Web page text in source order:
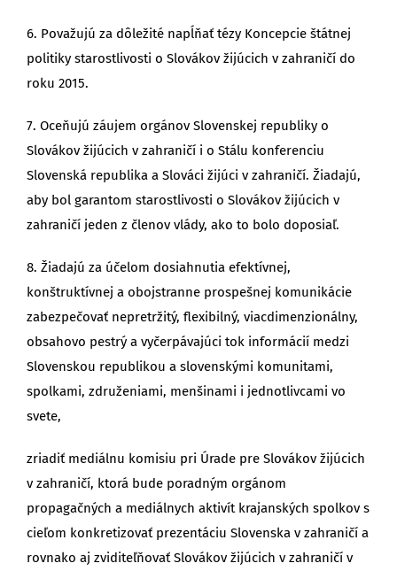
6. Považujú za dôležité napĺňať tézy Koncepcie štátnej
politiky starostlivosti o Slovákov žijúcich v zahraničí do
roku 2015.
7. Oceňujú záujem orgánov Slovenskej republiky o
Slovákov žijúcich v zahraničí i o Stálu konferenciu
Slovenská republika a Slováci žijúci v zahraničí. Žiadajú,
aby bol garantom starostlivosti o Slovákov žijúcich v
zahraničí jeden z členov vlády, ako to bolo doposiaľ.
8. Žiadajú za účelom dosiahnutia efektívnej,
konštruktívnej a obojstranne prospešnej komunikácie
zabezpečovať nepretržitý, flexibilný, viacdimenzionálny,
obsahovo pestrý a vyčerpávajúci tok informácií medzi
Slovenskou republikou a slovenskými komunitami,
spolkami, združeniami, menšinami i jednotlivcami vo
svete,
zriadiť mediálnu komisiu pri Úrade pre Slovákov žijúcich
v zahraničí, ktorá bude poradným orgánom
propagačných a mediálnych aktivít krajanských spolkov s
cieľom konkretizovať prezentáciu Slovenska v zahraničí a
rovnako aj zviditeľňovať Slovákov žijúcich v zahraničí v